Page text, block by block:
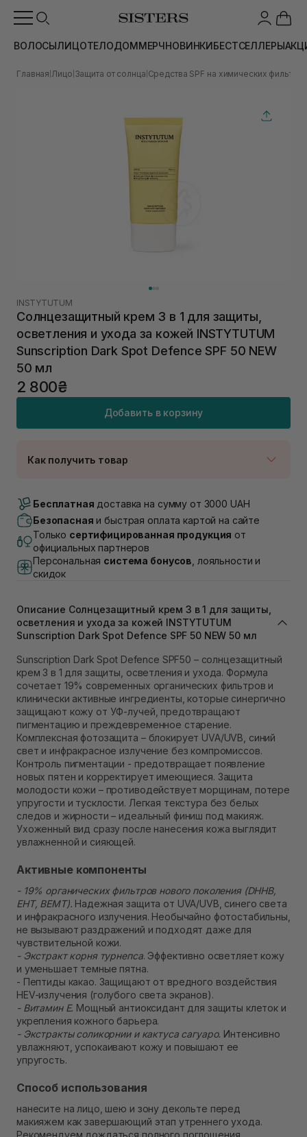
ВОЛОСЫЛИЦОТЕЛОДОММЕРЧНОВИНКИБЕСТСЕЛЛЕРЫ
Главная Лицо Защита от солнца Средства SPF на химических фильтрах
INSTYTUTUM
Солнцезащитный крем 3 в 1 для защиты,
осветления и ухода за кожей INSTYTUTUM
Sunscription Dark Spot Defence SPF 50 NEW
50 мл
2 800₴
Добавить в корзину
Как получить товар
В наличии
Самовывоз г. Луцк, Винниченка 4
Самовывоз г. Львов, ул. Академика Подстригача,
1В (Duck's Lake)
Самовывоз г. Львов ул. Степана Бандеры 43
В наличии
Самовывоз Ровно
В наличии
Самовывоз г. Ровно, ул. Кулика и Гудачека 23 (ТЦ
Экватор)
Бесплатная доставка на сумму от 3000 UAH
Безопасная и быстрая оплата картой на сайте
Только сертифицированная продукция от
официальных партнеров
Персональная система бонусов , лояльности и
скидок
Описание Солнцезащитный крем 3 в 1 для защиты,
осветления и ухода за кожей INSTYTUTUM
Sunscription Dark Spot Defence SPF 50 NEW 50 мл
Sunscription Dark Spot Defence SPF50 – солнцезащитный
крем 3 в 1 для защиты, осветления и ухода. Формула
сочетает 19% современных органических фильтров и
клинически активные ингредиенты, которые синергично
защищают кожу от УФ-лучей, предотвращают
пигментацию и преждевременное старение.
Комплексная фотозащита – блокирует UVA/UVB, синий
свет и инфракрасное излучение без компромиссов.
Контроль пигментации - предотвращает появление
новых пятен и корректирует имеющиеся. Защита
молодости кожи – противодействует морщинам, потере
упругости и тусклости. Легкая текстура без белых
следов и жирности – идеальный финиш под макияж.
Ухоженный вид сразу после нанесения кожа выглядит
увлажненной и сияющей.
Активные компоненты
- 19% органических фильтров нового поколения (DHHB,
EHT, BEMT). Надежная защита от UVA/UVB, синего света
и инфракрасного излучения. Необычайно фотостабильны,
не вызывают раздражений и подходят даже для
чувствительной кожи.
- Экстракт корня турнепса. Эффективно осветляет кожу
и уменьшает темные пятна.
- Пептиды какао. Защищают от вредного воздействия
HEV-излучения (голубого света экранов).
- Витамин E. Мощный антиоксидант для защиты клеток и
укрепления кожного барьера.
- Экстракты соликорнии и кактуса сагуаро. Интенсивно
увлажняют, успокаивают кожу и повышают ее
упругость.
Способ использования
нанесите на лицо, шею и зону декольте перед
макияжем как завершающий этап утреннего ухода.